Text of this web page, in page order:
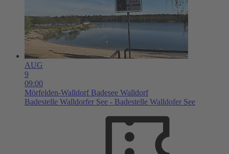
AUG
9
09:00
Mörfelden-Walldorf Badesee Walldorf
Badestelle Walldorfer See - Badestelle Walldofer See